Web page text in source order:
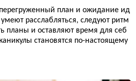
план и ожидание ид
расслабляться, следуют ритм
планы и оставляют время для себ
становятся по-настоящему